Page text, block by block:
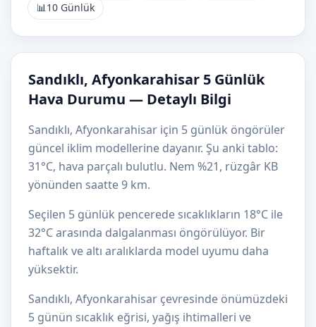
📊10 Günlük
Sandıklı, Afyonkarahisar 5 Günlük
Hava Durumu — Detaylı Bilgi
Sandıklı, Afyonkarahisar için 5 günlük öngörüler
güncel iklim modellerine dayanır. Şu anki tablo:
31°C, hava parçalı bulutlu. Nem %21, rüzgâr KB
yönünden saatte 9 km.
Seçilen 5 günlük pencerede sıcaklıkların 18°C ile
32°C arasında dalgalanması öngörülüyor. Bir
haftalık ve altı aralıklarda model uyumu daha
yüksektir.
Sandıklı, Afyonkarahisar çevresinde önümüzdeki
5 günün sıcaklık eğrisi, yağış ihtimalleri ve